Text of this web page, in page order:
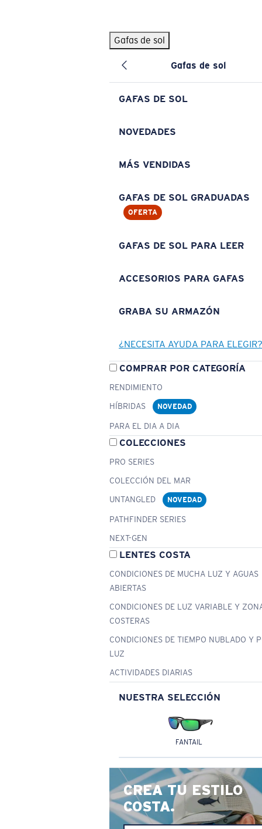
Gafas de sol
Gafas de sol
GAFAS DE SOL
NOVEDADES
MÁS VENDIDAS
GAFAS DE SOL GRADUADAS
OFERTA
GAFAS DE SOL PARA LEER
ACCESORIOS PARA GAFAS
GRABA SU ARMAZÓN
¿NECESITA AYUDA PARA ELEGIR?
COMPRAR POR CATEGORÍA
RENDIMIENTO
HÍBRIDAS
NOVEDAD
PARA EL DIA A DIA
COLECCIONES
PRO SERIES
COLECCIÓN DEL MAR
UNTANGLED
NOVEDAD
PATHFINDER SERIES
NEXT-GEN
LENTES COSTA
CONDICIONES DE MUCHA LUZ Y AGUAS
ABIERTAS
CONDICIONES DE LUZ VARIABLE Y
COSTERAS
CONDICIONES DE TIEMPO NUBLADO Y
LUZ
ACTIVIDADES DIARIAS
NUESTRA SELECCIÓN
FANTAIL
CREA TU ESTILO
COSTA.
BÚSQUEDAS POPULARES
Pilothouse PRO Limited Edition Pack Exclusivo
Gafas de sol personalizadas
Los más vendidos de gafas de sol